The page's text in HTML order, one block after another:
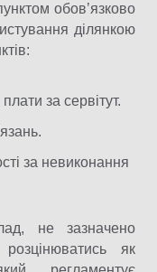
обов’язково
ділянкою
за сервітут.
за невиконання
не зазначено
як